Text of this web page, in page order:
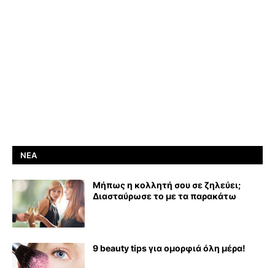
ΝΈΑ
Μήπως η κολλητή σου σε ζηλεύει;
Διασταύρωσε το με τα παρακάτω
9 beauty tips για ομορφιά όλη μέρα!